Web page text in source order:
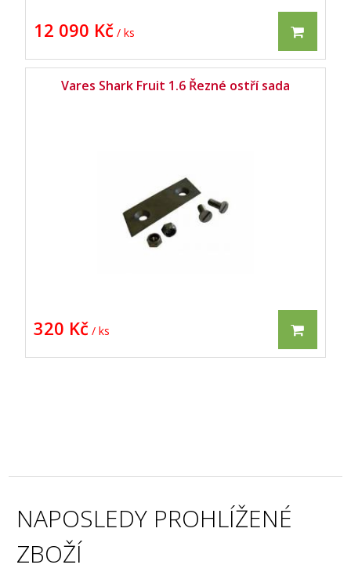
12 090 Kč / ks
Vares Shark Fruit 1.6 Řezné ostří sada
320 Kč / ks
NAPOSLEDY PROHLÍŽENÉ
ZBOŽÍ